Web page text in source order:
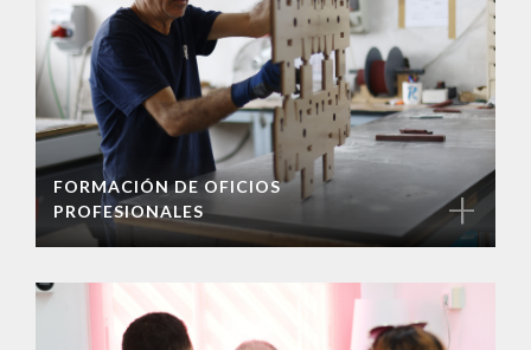
FORMACIÓN DE OFICIOS
PROFESIONALES
+